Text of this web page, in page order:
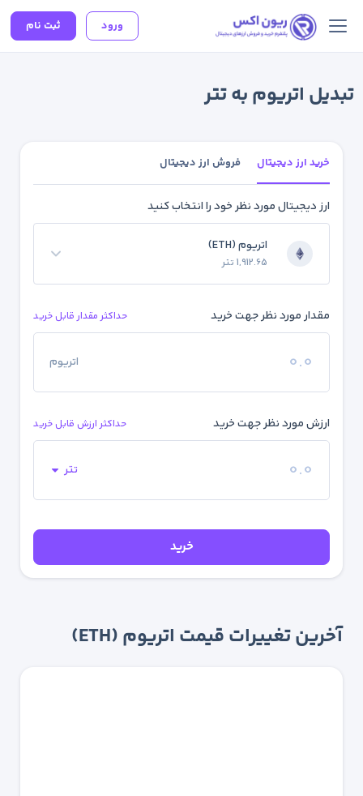
ورود ثبت نام
تبدیل اتریوم به تتر
خرید ارز دیجیتال فروش ارز دیجیتال
ارز دیجیتال مورد نظر خود را انتخاب کنید
اتریوم (ETH)
1,912.65 تتر
مقدار مورد نظر جهت خرید حداکثر مقدار قابل خرید
اتریوم
ارزش مورد نظر جهت خرید حداکثر ارزش قابل خرید
تتر
خرید
آخرین تغییرات قیمت اتریوم (ETH)